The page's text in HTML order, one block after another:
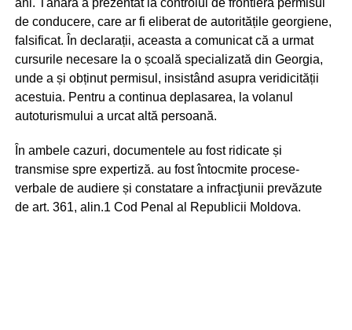
de conducere, care ar fi eliberat de autoritățile georgiene,
falsificat. În declarații, aceasta a comunicat că a urmat
cursurile necesare la o școală specializată din Georgia,
unde a și obținut permisul, insistând asupra veridicității
acestuia. Pentru a continua deplasarea, la volanul
autoturismului a urcat altă persoană.
În ambele cazuri, documentele au fost ridicate și
transmise spre expertiză. au fost întocmite procese-
verbale de audiere și constatare a infracţiunii prevăzute
de art. 361, alin.1 Cod Penal al Republicii Moldova.